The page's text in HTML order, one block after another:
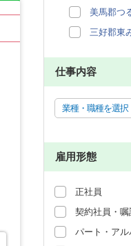
美馬郡つ
三好郡東
仕事内容
業種・職種を選択
雇用形態
正社員
契約社員・嘱
パート・アル